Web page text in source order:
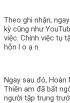
Theo ghi nhận,
kỳ cũng như
việc. Chính việc tụ
hỗn l o ạ n.
Ngay sau đó, Hoàn
Thiền am đã bất
người tập trung